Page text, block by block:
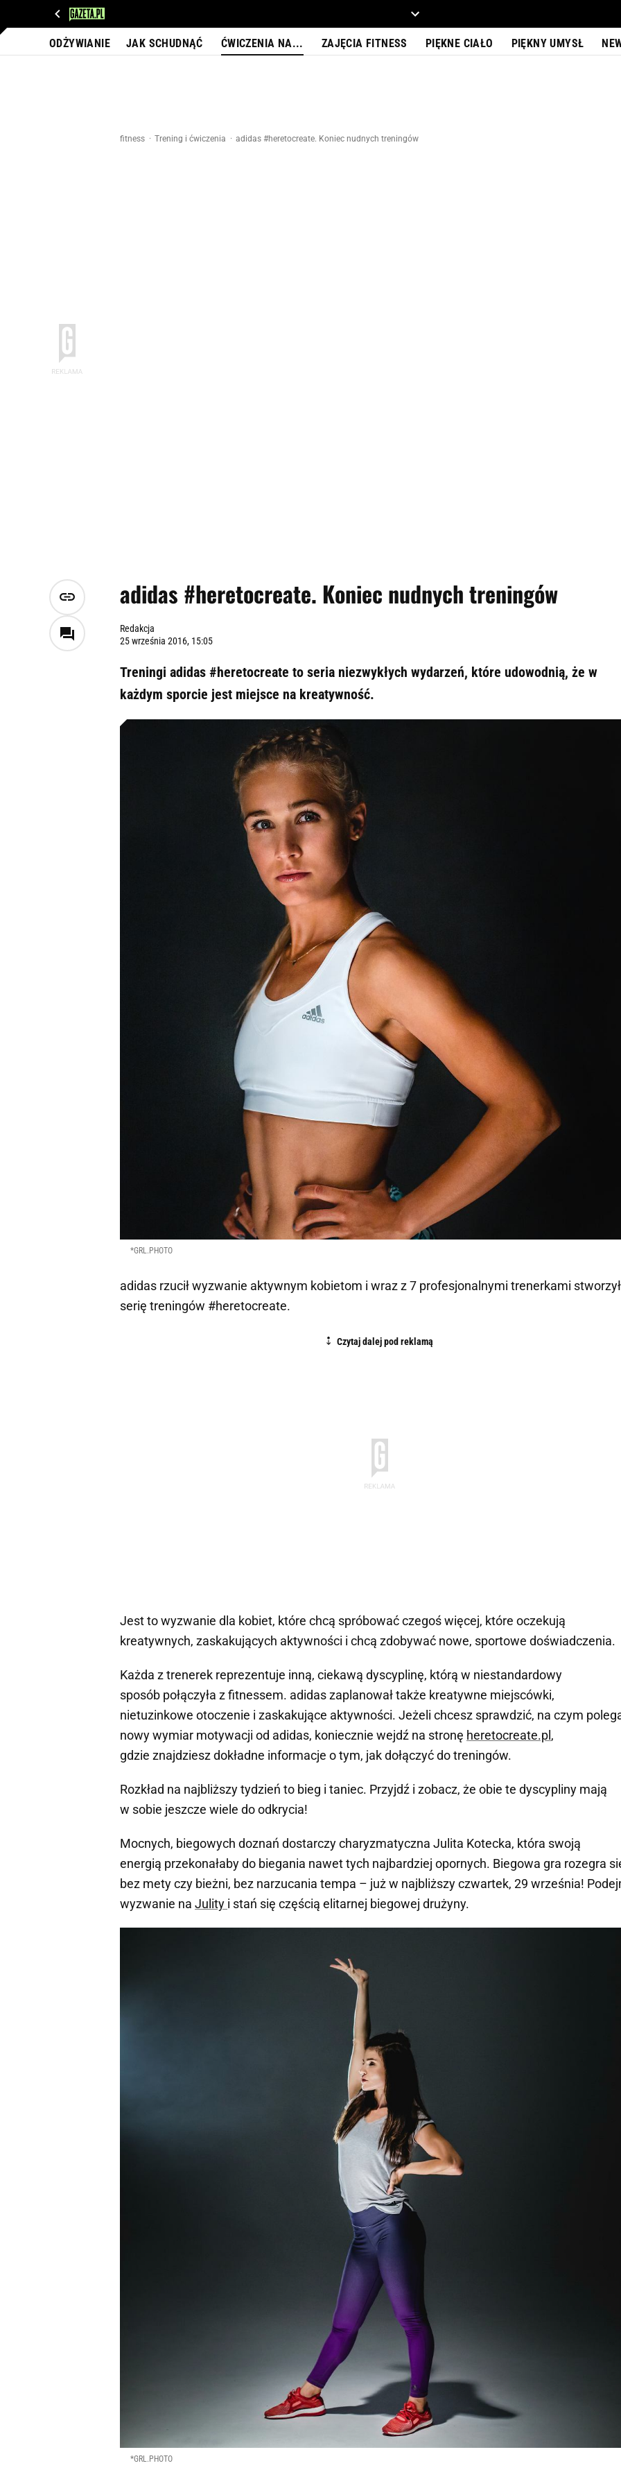
ODŻYWIANIE JAK SCHUDNĄĆ ĆWICZENIA NA... ZAJĘCIA FITNESS PIĘKNE CIAŁO PIĘKNY UMYSŁ
fitness Trening i ćwiczenia adidas #heretocreate. Koniec nudnych treningów
adidas #heretocreate. Koniec nudnych treningów
Redakcja
25 września 2016, 15:05
Treningi adidas #heretocreate to seria niezwykłych wydarzeń, które udowodnią, że w
każdym sporcie jest miejsce na kreatywność.
*GRL.PHOTO
adidas rzucił wyzwanie aktywnym kobietom i wraz z 7 profesjonalnymi trenerkami stworzył
serię treningów #heretocreate.
Jest to wyzwanie dla kobiet, które chcą spróbować czegoś więcej, które oczekują
kreatywnych, zaskakujących aktywności i chcą zdobywać nowe, sportowe doświadczenia.
Każda z trenerek reprezentuje inną, ciekawą dyscyplinę, którą w niestandardowy
sposób połączyła z fitnessem. adidas zaplanował także kreatywne miejscówki,
nietuzinkowe otoczenie i zaskakujące aktywności. Jeżeli chcesz sprawdzić, na czym
nowy wymiar motywacji od adidas, koniecznie wejdź na stronę heretocreate.pl ,
gdzie znajdziesz dokładne informacje o tym, jak dołączyć do treningów.
Rozkład na najbliższy tydzień to bieg i taniec. Przyjdź i zobacz, że obie te dyscypliny mają
w sobie jeszcze wiele do odkrycia!
Mocnych, biegowych doznań dostarczy charyzmatyczna Julita Kotecka, która swoją
energią przekonałaby do biegania nawet tych najbardziej opornych. Biegowa gra rozegra
bez mety czy bieżni, bez narzucania tempa – już w najbliższy czwartek, 29 września!
wyzwanie na Julity i stań się częścią elitarnej biegowej drużyny.
*GRL.PHOTO